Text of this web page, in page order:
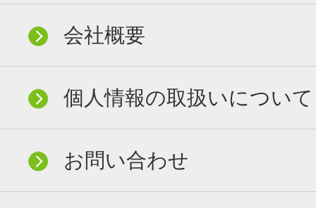
会社概要
個人情報の取扱いについて
お問い合わせ